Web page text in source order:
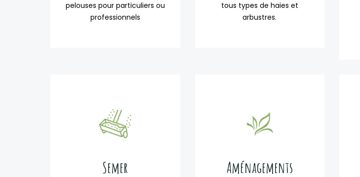
pelouses pour particuliers ou
professionnels
tous types de haies et
arbustres.
Semer Aménagements